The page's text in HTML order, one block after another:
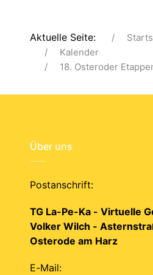
Aktuelle Seite:
Kalender
18. Osteroder
Über uns
Postanschrift:
TG La-Pe-Ka - Virtuelle
Volker Wilch -
Osterode am Harz
E-Mail: